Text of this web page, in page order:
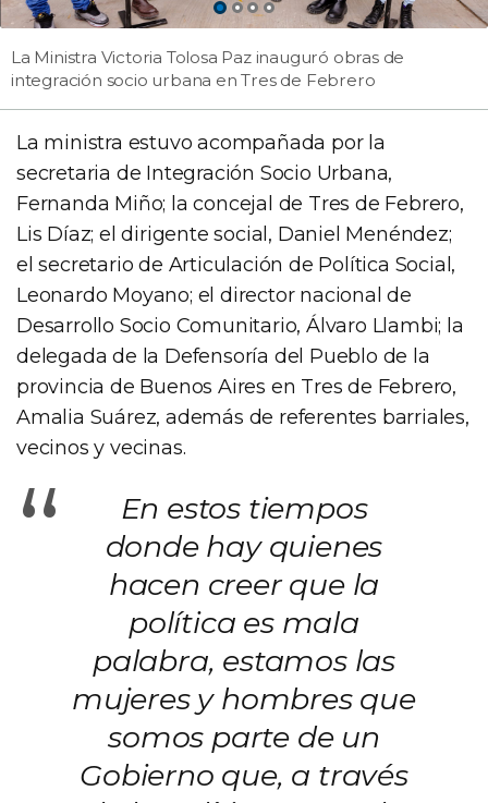
La Ministra Victoria Tolosa Paz inauguró obras de
integración socio urbana en Tres de Febrero
La ministra estuvo acompañada por la
secretaria de Integración Socio Urbana,
Fernanda Miño; la concejal de Tres de Febrero,
Lis Díaz; el dirigente social, Daniel Menéndez;
el secretario de Articulación de Política Social,
Leonardo Moyano; el director nacional de
Desarrollo Socio Comunitario, Álvaro Llambi; la
delegada de la Defensoría del Pueblo de la
provincia de Buenos Aires en Tres de Febrero,
Amalia Suárez, además de referentes barriales,
vecinos y vecinas.
“
En estos tiempos
donde hay quienes
hacen creer que la
política es mala
palabra, estamos las
mujeres y hombres que
somos parte de un
Gobierno que, a través